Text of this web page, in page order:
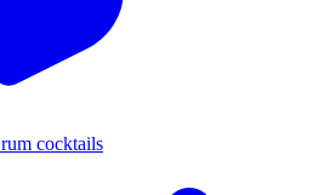
cocktails